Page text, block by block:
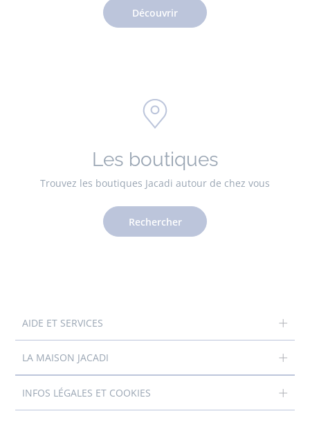
Découvrir
Les boutiques
Trouvez les boutiques Jacadi autour de chez vous
Rechercher
AIDE ET SERVICES
LA MAISON JACADI
INFOS LÉGALES ET COOKIES